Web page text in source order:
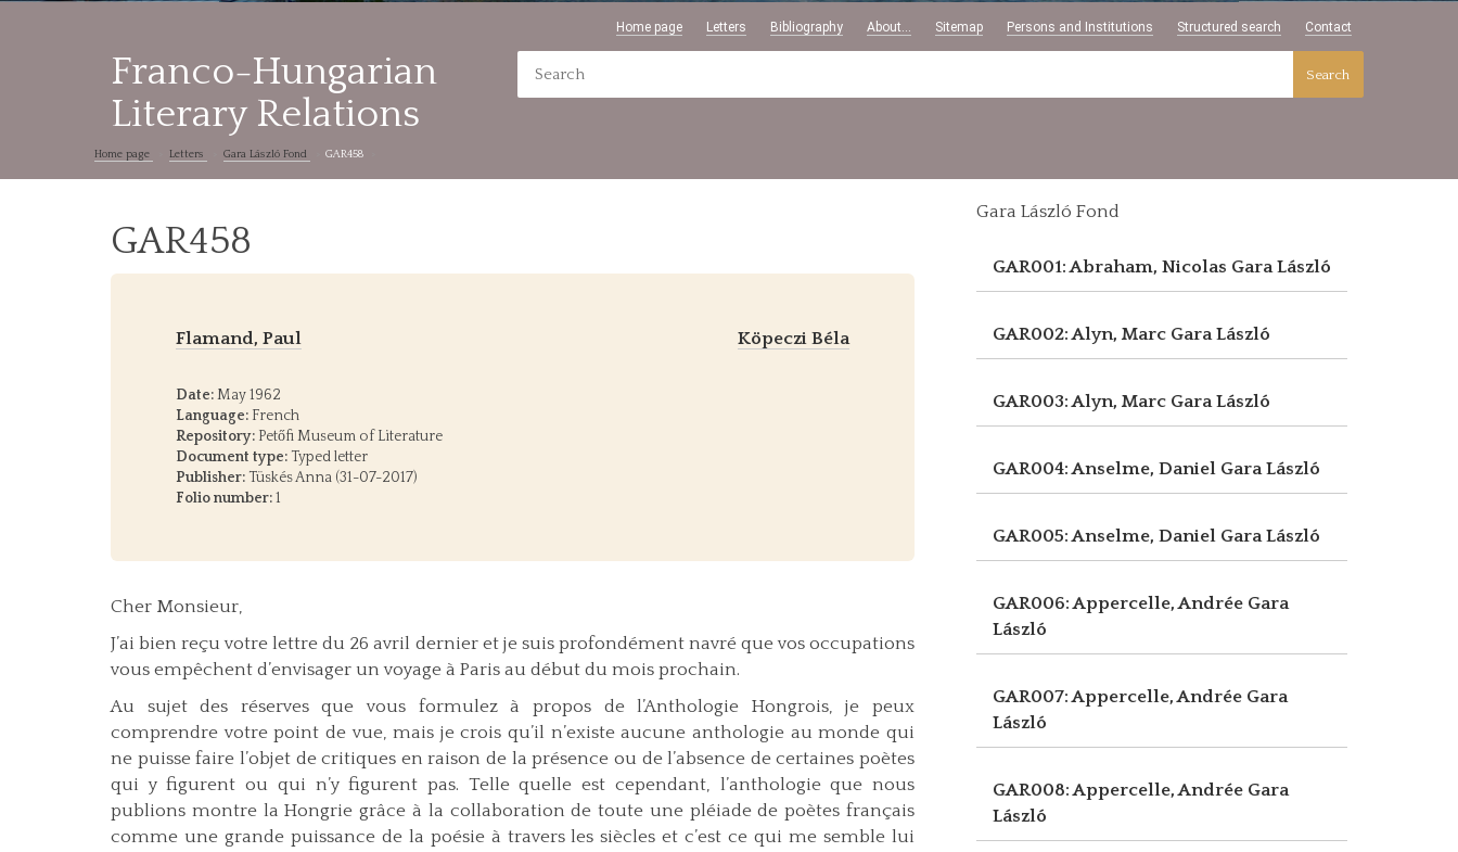
Home page Letters Bibliography About... Sitemap Persons and Institutions Structured search Contact
Franco-Hungarian
Literary Relations
Search
Home page Letters Gara László Fond GAR458
GAR458
Flamand, Paul Köpeczi Béla
Date:May 1962
Language: French
Repository: Petőfi Museum of Literature
Document type: Typed letter
Publisher: Tüskés Anna (31-07-2017)
Folio number:1
Cher Monsieur,
J’ai bien reçu votre lettre du 26 avril dernier et je suis profondément navré que vos occupations
vous empêchent d’envisager un voyage à Paris au début du mois prochain.
Au sujet des réserves que vous formulez à propos de l’Anthologie Hongrois, je peux
comprendre votre point de vue, mais je crois qu’il n’existe aucune anthologie au monde qui
ne puisse faire l’objet de critiques en raison de la présence ou de l’absence de certaines poètes
qui y figurent ou qui n’y figurent pas. Telle quelle est cependant, l’anthologie que nous
publions montre la Hongrie grâce à la collaboration de toute une pléiade de poètes français
comme une grande puissance de la poésie à travers les siècles et c’est ce qui me semble lui
Gara László Fond
GAR001: Abraham, Nicolas Gara László
GAR002: Alyn, Marc Gara László
GAR003: Alyn, Marc Gara László
GAR004: Anselme, Daniel Gara László
GAR005: Anselme, Daniel Gara László
GAR006: Appercelle, Andrée Gara
László
GAR007: Appercelle, Andrée Gara
László
GAR008: Appercelle, Andrée Gara
László